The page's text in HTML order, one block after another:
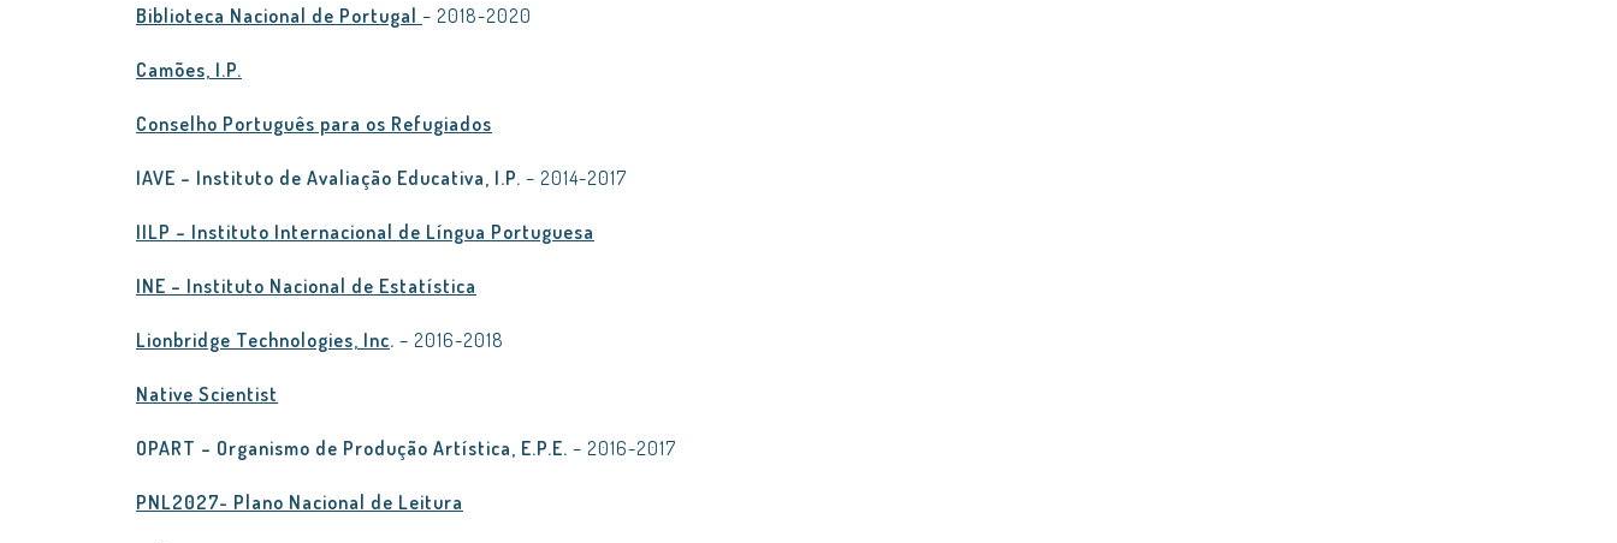
Biblioteca Nacional de Portugal – 2018-2020
Camões, I.P.
Conselho Português para os Refugiados
IAVE – Instituto de Avaliação Educativa, I.P. – 2014-2017
IILP – Instituto Internacional de Língua Portuguesa
INE – Instituto Nacional de Estatística
Lionbridge Technologies, Inc. – 2016-2018
Native Scientist
OPART – Organismo de Produção Artística, E.P.E. – 2016-2017
PNL2027- Plano Nacional de Leitura